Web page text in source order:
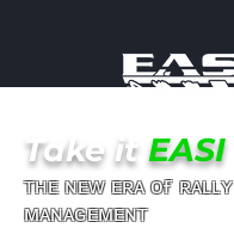
Take it EASI
ᴛʜᴇ ɴᴇᴡ ᴇʀᴀ ᴏғ ʀᴀʟʟʏ
ᴍᴀɴᴀɢᴇᴍᴇɴᴛ